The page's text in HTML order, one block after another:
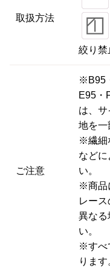
取扱方法
絞り禁
ご注意
※B95
E95・
は、
地を一
※繊細
などに
い。
※商品
レー
異なる
い。
※すべ
ります